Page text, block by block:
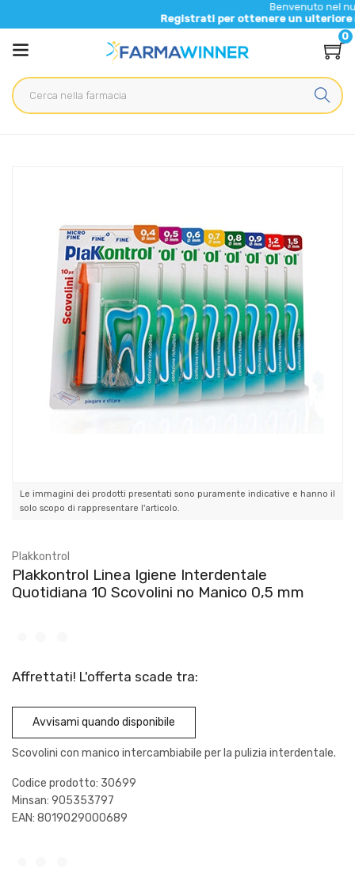
Benvenuto nel nuovo sito
Registrati per ottenere un ulteriore 5% di
0
Le immagini dei prodotti presentati sono puramente indicative e hanno il
solo scopo di rappresentare l'articolo.
Plakkontrol
Plakkontrol Linea Igiene Interdentale
Quotidiana 10 Scovolini no Manico 0,5 mm
Affrettati! L'offerta scade tra:
Avvisami quando disponibile
Scovolini con manico intercambiabile per la pulizia interdentale.
Codice prodotto: 30699
Minsan: 905353797
EAN: 8019029000689